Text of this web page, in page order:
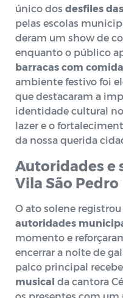
único dos desfiles
pelas escolas
deram um show de
enquanto o público
barracas com
ambiente festivo foi
que destacaram a
identidade cultural
lazer e o
da nossa querida
Autoridades e
Vila São Pedro
O ato solene
autoridades
momento e
encerrar a noite de
palco principal
musical da cantora